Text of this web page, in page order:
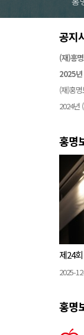
공지
(재)홍
2025
(재)홍
2024년
홍명
제24
2025-
홍명